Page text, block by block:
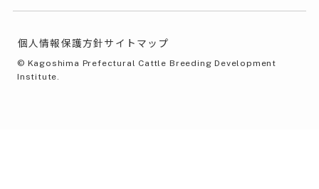
個人情報保護方針サイトマップ
© Kagoshima Prefectural Cattle Breeding Development
Institute.